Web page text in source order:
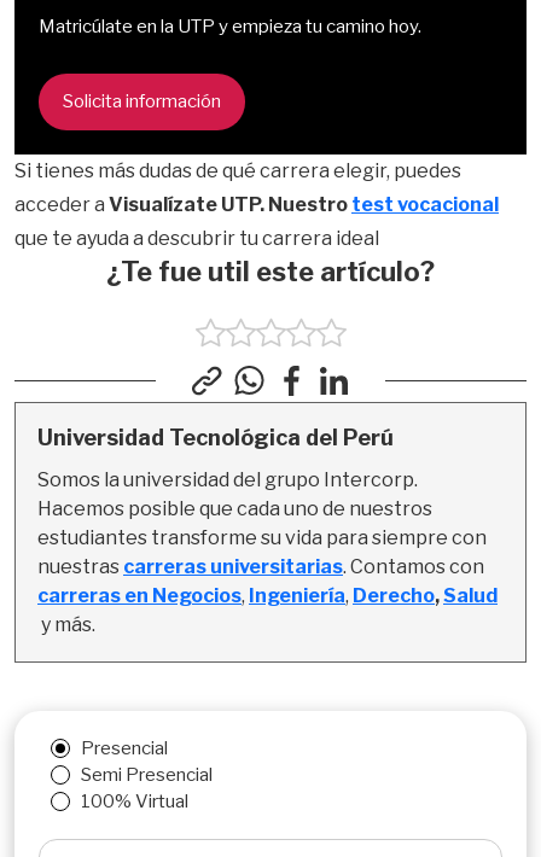
Matricúlate en la UTP y empieza tu camino hoy.
Solicita información
Si tienes más dudas de qué carrera elegir, puedes
acceder a Visualízate UTP. Nuestro test vocacional
que te ayuda a descubrir tu carrera ideal
¿Te fue util este artículo?
Universidad Tecnológica del Perú
Somos la universidad del grupo Intercorp.
Hacemos posible que cada uno de nuestros
estudiantes transforme su vida para siempre con
nuestras carreras universitarias
carreras en Negocios, Ingeniería, Derecho, Salud
y más.
Presencial
Semi Presencial
100% Virtual